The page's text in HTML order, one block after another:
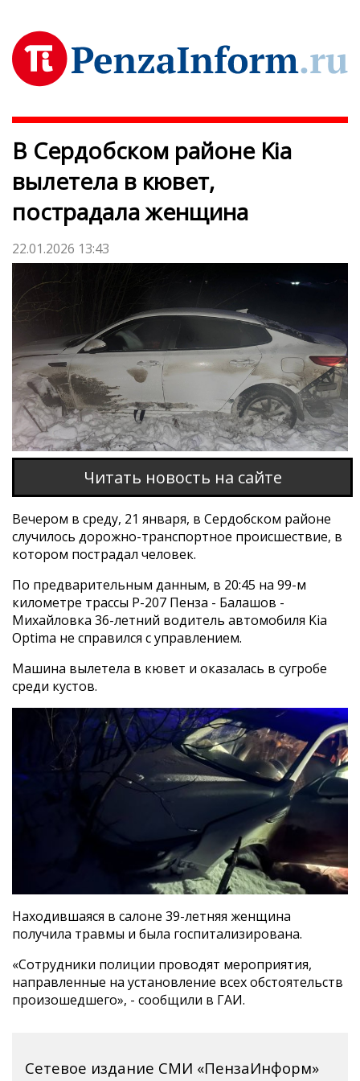
В Сердобском районе Kia
вылетела в кювет,
пострадала женщина
22.01.2026 13:43
Читать новость на сайте
Вечером в среду, 21 января, в Сердобском районе
случилось дорожно-транспортное происшествие, в
котором пострадал человек.
По предварительным данным, в 20:45 на 99-м
километре трассы Р-207 Пенза - Балашов -
Михайловка 36-летний водитель автомобиля Kia
Optima не справился с управлением.
Машина вылетела в кювет и оказалась в сугробе
среди кустов.
Находившаяся в салоне 39-летняя женщина
получила травмы и была госпитализирована.
«Сотрудники полиции проводят мероприятия,
направленные на установление всех обстоятельств
произошедшего», - сообщили в ГАИ.
Сетевое издание СМИ «ПензаИнформ»